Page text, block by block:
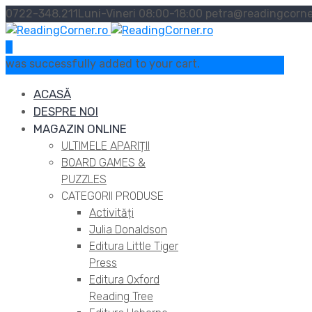
0722-348.211Luni-Vineri 08:00-18:00
was successfully added to your cart.
ACASĂ
DESPRE NOI
MAGAZIN ONLINE
ULTIMELE APARIȚII
BOARD GAMES &
PUZZLES
CATEGORII PRODUSE
Activități
Julia Donaldson
Editura Little Tiger
Press
Editura Oxford
Reading Tree